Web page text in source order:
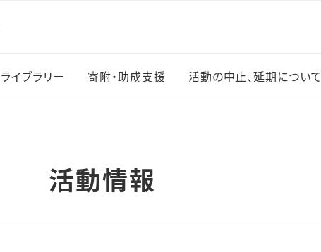
ライブラリー 寄附・助成支援 活動の中止、延期について
活動情報